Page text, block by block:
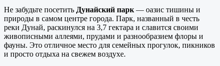
Не забудьте посетить Дунайский парк — оазис тишины и
природы в самом центре города. Парк, названный в честь
реки Дунай, раскинулся на 3,7 гектара и славится своими
живописными аллеями, прудами и разнообразием флоры и
фауны. Это отличное место для семейных прогулок, пикников
и просто отдыха на свежем воздухе.